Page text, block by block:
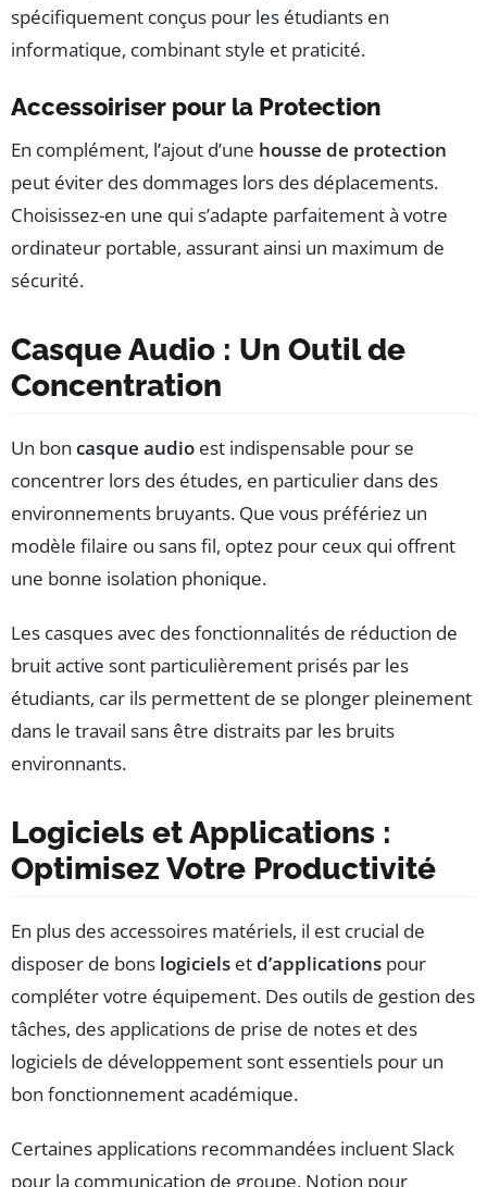
spécifiquement conçus pour les étudiants en
informatique, combinant style et praticité.
Accessoiriser pour la Protection
En complément, l’ajout d’une housse de protection
peut éviter des dommages lors des déplacements.
Choisissez-en une qui s’adapte parfaitement à votre
ordinateur portable, assurant ainsi un maximum de
sécurité.
Casque Audio : Un Outil de
Concentration
Un bon casque audio est indispensable pour se
concentrer lors des études, en particulier dans des
environnements bruyants. Que vous préfériez un
modèle filaire ou sans fil, optez pour ceux qui offrent
une bonne isolation phonique.
Les casques avec des fonctionnalités de réduction de
bruit active sont particulièrement prisés par les
étudiants, car ils permettent de se plonger pleinement
dans le travail sans être distraits par les bruits
environnants.
Logiciels et Applications :
Optimisez Votre Productivité
En plus des accessoires matériels, il est crucial de
disposer de bons logiciels etd’applications pour
compléter votre équipement. Des outils de gestion des
tâches, des applications de prise de notes et des
logiciels de développement sont essentiels pour un
bon fonctionnement académique.
Certaines applications recommandées incluent Slack
pour la communication de groupe, Notion pour